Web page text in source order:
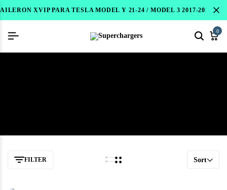
AILERON XVIP PARA TESLA MODEL Y 21-24 / MODEL 3 2017-2023 /
0
FILTER Sort